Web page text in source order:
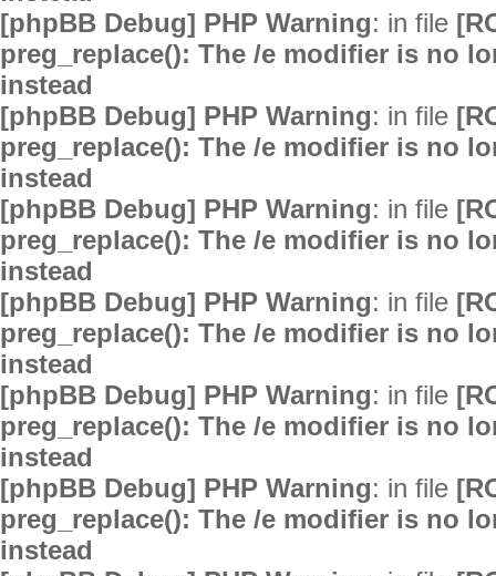
[phpBB Debug] PHP Warning: in file
preg_replace(): The /e modifier is no
instead
[phpBB Debug] PHP Warning: in file
preg_replace(): The /e modifier is no
instead
[phpBB Debug] PHP Warning: in file
preg_replace(): The /e modifier is no
instead
[phpBB Debug] PHP Warning: in file
preg_replace(): The /e modifier is no
instead
[phpBB Debug] PHP Warning: in file
preg_replace(): The /e modifier is no
instead
[phpBB Debug] PHP Warning: in file
preg_replace(): The /e modifier is no
instead